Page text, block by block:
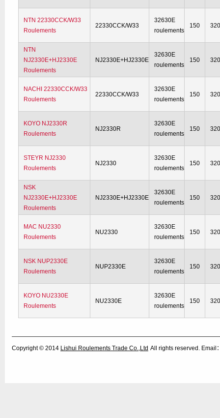
NTN 22330CCK/W33
Roulements
22330CCK/W33
32630E
roulements
150
NTN
NJ2330E+HJ2330E
Roulements
NJ2330E+HJ2330E
32630E
roulements
150
NACHI 22330CCK/W33
Roulements
22330CCK/W33
32630E
roulements
150
KOYO NJ2330R
Roulements
NJ2330R
32630E
roulements
150
STEYR NJ2330
Roulements
NJ2330
32630E
roulements
150
NSK
NJ2330E+HJ2330E
Roulements
NJ2330E+HJ2330E
32630E
roulements
150
MAC NU2330
Roulements
NU2330
32630E
roulements
150
NSK NUP2330E
Roulements
NUP2330E
32630E
roulements
150
KOYO NU2330E
Roulements
NU2330E
32630E
roulements
150
Copyright © 2014 Lishui Roulements Trade Co.,Ltd All rights reserved. Email